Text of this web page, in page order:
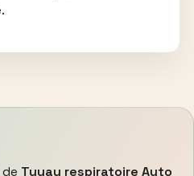
Tuyau respiratoire Auto